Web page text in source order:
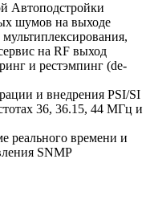
Автоподстройки
шумов на выходе
на RF выход
и рестэмпинг (de-
и внедрения PSI/SI
36, 36.15, 44 МГц и
реального времени и
SNMP